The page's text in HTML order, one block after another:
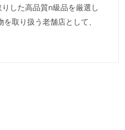
した高品質n級品を厳選し
取り扱う老舗店として、